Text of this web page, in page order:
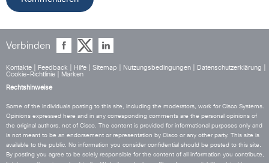
Verbinden
Kontakte Feedback Hilfe Sitemap Nutzungsbedingungen Datenschutzerklärung
Cookie-Richtlinie
Marken
Rechtshinweise
Some of the individuals posting to this site, including the moderators, work for Cisco Systems.
Opinions expressed here and in any corresponding comments are the personal opinions of
the original authors, not of Cisco. The content is provided for informational purposes only and
is not meant to be an endorsement or representation by Cisco or any other party. This site is
available to the public. No information you consider confidential should be posted to this site.
By posting you agree to be solely responsible for the content of all information you contribute,